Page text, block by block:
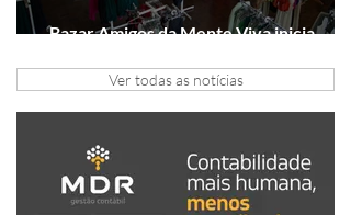
Bazar Amigos da Mente Viva inicia
Ver todas as notícias